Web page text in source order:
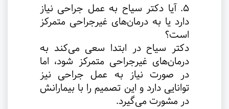
5. آیا دکتر سیاح به عمل جراحی نیاز
دارد یا به درمان‌های غیرجراحی متمرکز
است؟
دکتر سیاح در ابتدا سعی می‌کند به
درمان‌های غیرجراحی متمرکز شود، اما
در صورت نیاز به عمل جراحی نیز
توانایی دارد و این تصمیم را با بیمارانش
در مشورت می‌گیرد.